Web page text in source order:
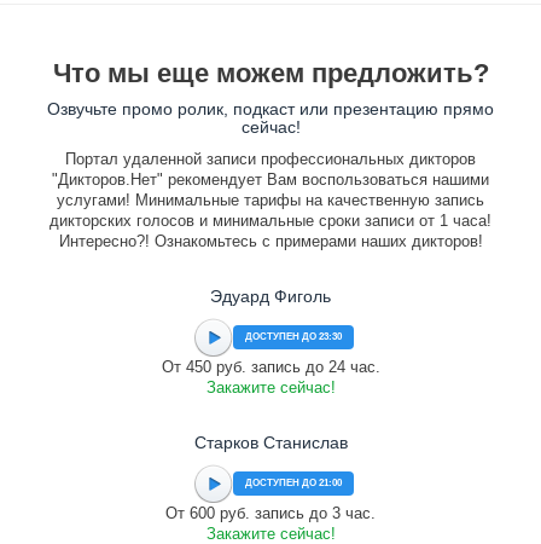
Что мы еще можем предложить?
Озвучьте промо ролик, подкаст или презентацию прямо
сейчас!
Портал удаленной записи профессиональных дикторов
"Дикторов.Нет" рекомендует Вам воспользоваться нашими
услугами! Минимальные тарифы на качественную запись
дикторских голосов и минимальные сроки записи от 1 часа!
Интересно?! Ознакомьтесь с примерами наших дикторов!
Эдуард Фиголь
ДОСТУПЕН ДО 23:30
От 450 руб. запись до 24 час.
Закажите сейчас!
Старков Станислав
ДОСТУПЕН ДО 21:00
От 600 руб. запись до 3 час.
Закажите сейчас!